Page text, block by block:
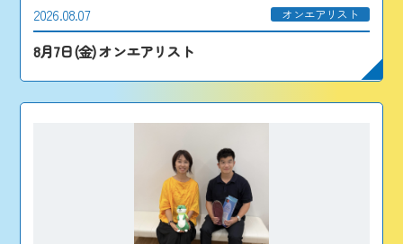
2026.08.07 オンエアリスト
8月7日(金) オンエアリスト